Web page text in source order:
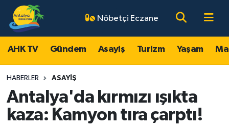
Nöbetçi Eczane
AHK TV Gündem Asayiş Turizm Yaşam
HABERLER ASAYIŞ
Antalya'da kırmızı ışıkta
kaza: Kamyon tıra çarptı!
AHK TV
Gündem
Asayiş
Turizm
Antalya Nöbetçi Eczaneler
Antalya Hava Durumu
Antalya Namaz Vakitleri
Antalya Trafik Yoğunluk Haritası